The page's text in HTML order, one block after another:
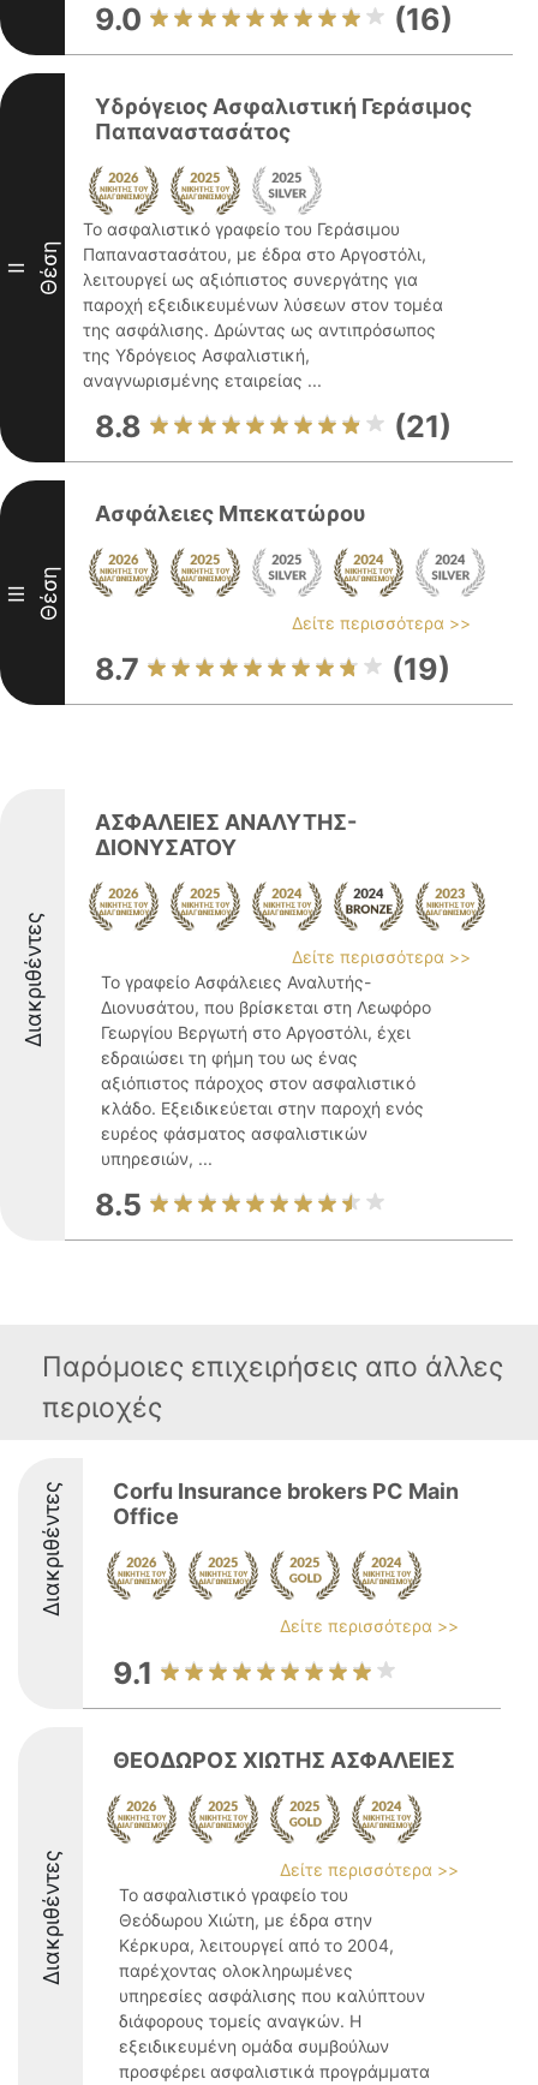
9.0 (16)
II Θέση
Υδρόγειος Ασφαλιστική Γεράσιμος
Παπαναστασάτος
Το ασφαλιστικό γραφείο του Γεράσιμου
Παπαναστασάτου, με έδρα στο Αργοστόλι,
λειτουργεί ως αξιόπιστος συνεργάτης για
παροχή εξειδικευμένων λύσεων στον τομέα
της ασφάλισης. Δρώντας ως αντιπρόσωπος
της Υδρόγειος Ασφαλιστική,
αναγνωρισμένης εταιρείας ...
8.8 (21)
III Θέση
Ασφάλειες Μπεκατώρου
Δείτε περισσότερα >>
8.7 (19)
Διακριθέντες
ΑΣΦΑΛΕΙΕΣ ΑΝΑΛΥΤΗΣ-
ΔΙΟΝΥΣΑΤΟΥ
Δείτε περισσότερα >>
Το γραφείο Ασφάλειες Αναλυτής-
Διονυσάτου, που βρίσκεται στη Λεωφόρο
Γεωργίου Βεργωτή στο Αργοστόλι, έχει
εδραιώσει τη φήμη του ως ένας
αξιόπιστος πάροχος στον ασφαλιστικό
κλάδο. Εξειδικεύεται στην παροχή ενός
ευρέος φάσματος ασφαλιστικών
υπηρεσιών, ...
8.5
Παρόμοιες επιχειρήσεις απο άλλες
περιοχές
Διακριθέντες
Corfu Insurance brokers PC Main
Office
Δείτε περισσότερα >>
9.1
Διακριθέντες
ΘΕΟΔΩΡΟΣ ΧΙΩΤΗΣ ΑΣΦΑΛΕΙΕΣ
Δείτε περισσότερα >>
Το ασφαλιστικό γραφείο του
Θεόδωρου Χιώτη, με έδρα στην
Κέρκυρα, λειτουργεί από το 2004,
παρέχοντας ολοκληρωμένες
υπηρεσίες ασφάλισης που καλύπτουν
διάφορους τομείς αναγκών. Η
εξειδικευμένη ομάδα συμβούλων
προσφέρει ασφαλιστικά προγράμματα